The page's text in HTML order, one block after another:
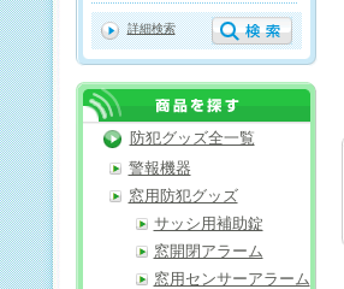
詳細検索
防犯グッズ全一覧
警報機器
窓用防犯グッズ
サッシ用補助錠
窓開閉アラーム
窓用センサーアラーム